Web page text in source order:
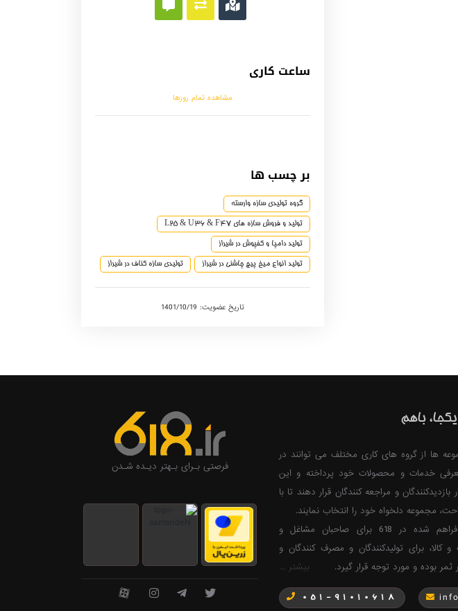
ساعت کاری
مشاهده تمام روزها
بر چسب ها
گروه تولیدی سازه وارسته
تولید و فروش سازه های L25 & U36 & F47
تولید دامپا و کفپوش در شیراز
تولید انواع میخ پیچ ‌چاشنی در شیراز تولیدی سازه کناف در شیراز
تاریخ عضویت: 1401/10/19
ها از گروه های کاری مختلف می توانند در
خدمات و محصولات خود پرداخته و این
و مراجعه کنندگان قرار دهند تا با
مجموعه دلخواه خود را انتخاب نمایند.
امیدواریم بستر فراهم شده در 618 برای صاحبان مشاغل و
کالا، برای تولیدکنندگان و مصرف کنندگان و
بوده و مورد توجه قرار گیرد.
بیشتر ...
051-91010618
فرصتی بـرای بـهتر دیـده شـدن